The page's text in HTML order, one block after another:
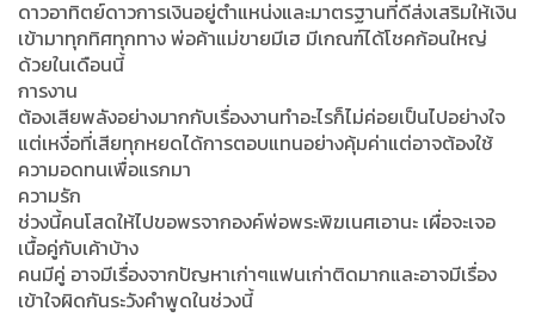
ดาวอาทิตย์ดาวการเงินอยู่ตำแหน่งและมาตรฐานที่ดีส่งเสริมให้เงิน
เข้ามาทุกทิศทุกทาง พ่อค้าแม่ขายมีเฮ มีเกณฑ์ได้โชคก้อนใหญ่
ด้วยในเดือนนี้
การงาน
ต้องเสียพลังอย่างมากกับเรื่องงานทำอะไรก็ไม่ค่อยเป็นไปอย่างใจ
แต่เหงื่อที่เสียทุกหยดได้การตอบแทนอย่างคุ้มค่าแต่อาจต้องใช้
ความอดทนเพื่อแรกมา
ความรัก
ช่วงนี้คนโสดให้ไปขอพรจากองค์พ่อพระพิฆเนศเอานะ เผื่อจะเจอ
เนื้อคู่กับเค้าบ้าง
คนมีคู่ อาจมีเรื่องจากปัญหาเก่าๆแฟนเก่าติดมากและอาจมีเรื่อง
เข้าใจผิดกันระวังคำพูดในช่วงนี้